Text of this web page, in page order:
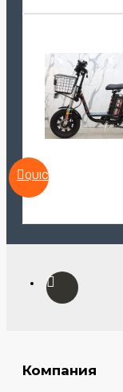
QUICKVIEW
Компания